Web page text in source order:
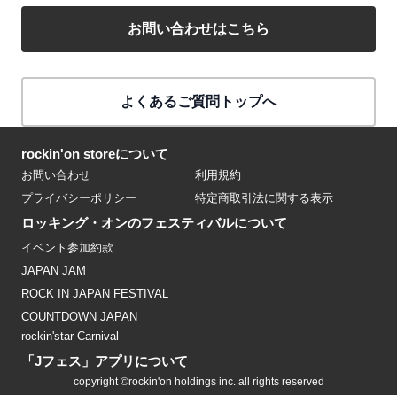
お問い合わせはこちら
よくあるご質問トップへ
rockin'on storeについて
お問い合わせ
利用規約
プライバシーポリシー
特定商取引法に関する表示
ロッキング・オンのフェスティバルについて
イベント参加約款
JAPAN JAM
ROCK IN JAPAN FESTIVAL
COUNTDOWN JAPAN
rockin'star Carnival
「Jフェス」アプリについて
copyright ©rockin'on holdings inc. all rights reserved